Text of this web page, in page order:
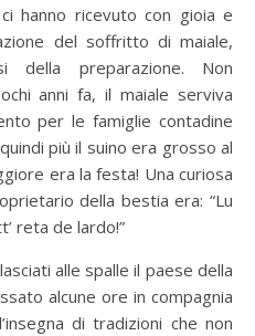
hanno ricevuto con gioia e
del soffritto di maiale,
della preparazione. Non
anni fa, il maiale serviva
per le famiglie contadine
più il suino era grosso al
era la festa! Una curiosa
della bestia era: “Lu
reta de lardo!”
alle spalle il paese della
alcune ore in compagnia
di tradizioni che non